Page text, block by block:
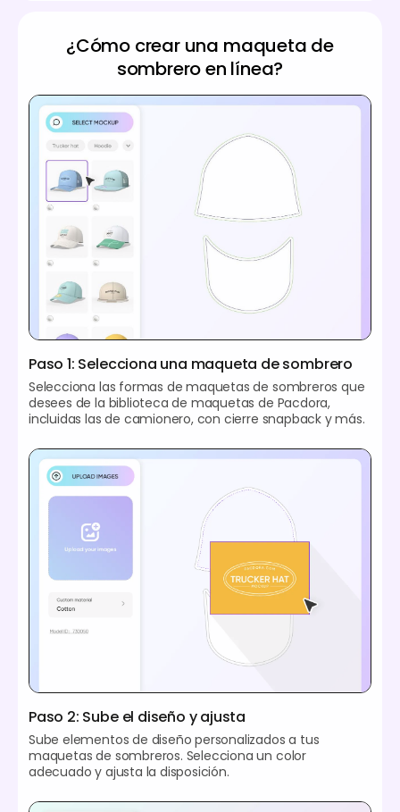
¿Cómo crear una maqueta de
sombrero en línea?
Paso 1: Selecciona una maqueta de sombrero
Selecciona las formas de maquetas de sombreros que
desees de la biblioteca de maquetas de Pacdora,
incluidas las de camionero, con cierre snapback y más.
Paso 2: Sube el diseño y ajusta
Sube elementos de diseño personalizados a tus
maquetas de sombreros. Selecciona un color
adecuado y ajusta la disposición.